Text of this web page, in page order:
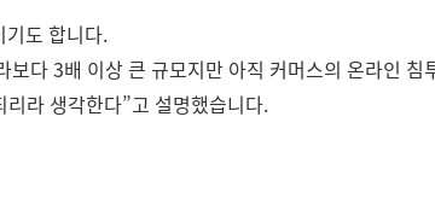
기도 합니다.
다 3배 이상 큰 규모지만 아직 커머스의 온라인
라 생각한다”고 설명했습니다.